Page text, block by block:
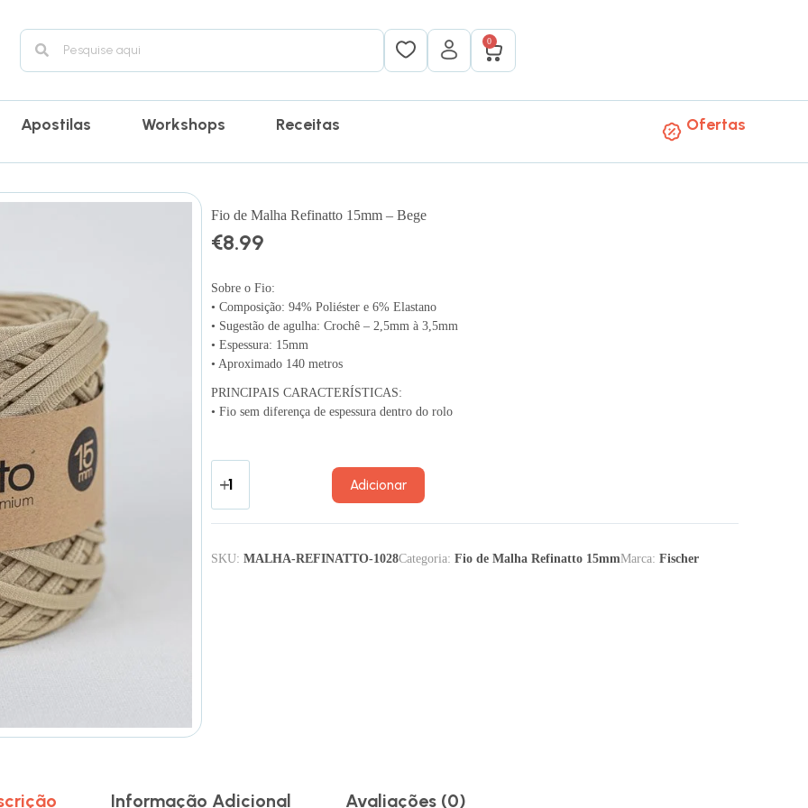
0
Apostilas Workshops Receitas Ofertas
Fio de Malha Refinatto 15mm – Bege
€8.99
Sobre o Fio:
• Composição: 94% Poliéster e 6% Elastano
• Sugestão de agulha: Crochê – 2,5mm à 3,5mm
• Espessura: 15mm
• Aproximado 140 metros
PRINCIPAIS CARACTERÍSTICAS:
• Fio sem diferença de espessura dentro do rolo
Adicionar
SKU: MALHA-REFINATTO-1028Categoria: Fio de Malha Refinatto 15mmMarca: Fischer
Informação Adicional Avaliações (0)